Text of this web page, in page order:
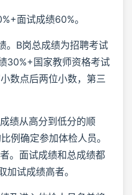
面试成绩60%。
。B岗总成绩为招聘考试
30%+国家教师资格考试
数点后两位小数，第三
绩从高分到低分的顺
例确定参加体检人员。
。面试成绩和总成绩都
试成绩高者。